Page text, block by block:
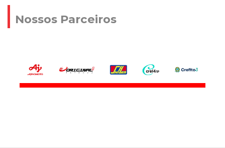
Nossos Parceiros